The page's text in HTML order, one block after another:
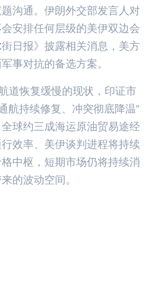
沟通。伊朗外交部发言人对
安排任何层级的美伊双边会
日报》披露相关消息，美方
事对抗的备选方案。
道恢复缓慢的现状，印证市
航持续修复、冲突彻底降温”
球约三成海运原油贸易途经
效率、美伊谈判进程将持续
中枢，短期市场仍将持续消
的波动空间。